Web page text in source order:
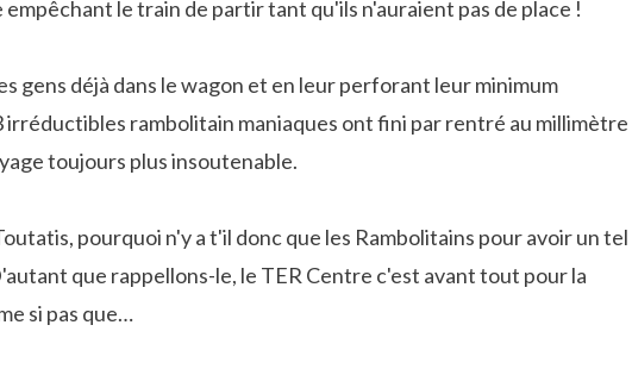
le train de partir tant qu'ils n'auraient pas de place !
gens déjà dans le wagon et en leur perforant leur minimum
irréductibles rambolitain maniaques ont fini par rentré au millimètre
toujours plus insoutenable.
pourquoi n'y a t'il donc que les Rambolitains pour avoir un tel
que rappellons-le, le TER Centre c'est avant tout pour la
si pas que…